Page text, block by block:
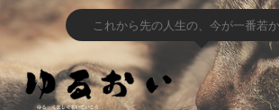
これから先の人生の、今が一番若か